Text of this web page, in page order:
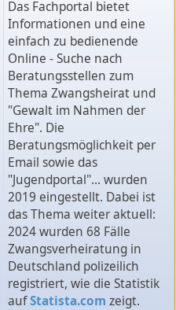
Das Fachportal bietet
Informationen und eine
einfach zu bedienende
Online - Suche nach
Beratungsstellen zum
Thema Zwangsheirat und
"Gewalt im Nahmen der
Ehre". Die
Beratungsmöglichkeit per
Email sowie das
"Jugendportal"... wurden
2019 eingestellt. Dabei ist
das Thema weiter aktuell:
2024 wurden 68 Fälle
Zwangsverheiratung in
Deutschland polizeilich
registriert, wie die Statistik
aufStatista.com zeigt.